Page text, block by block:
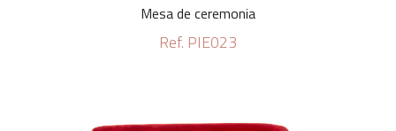
Mesa de ceremonia
Ref. PIE023